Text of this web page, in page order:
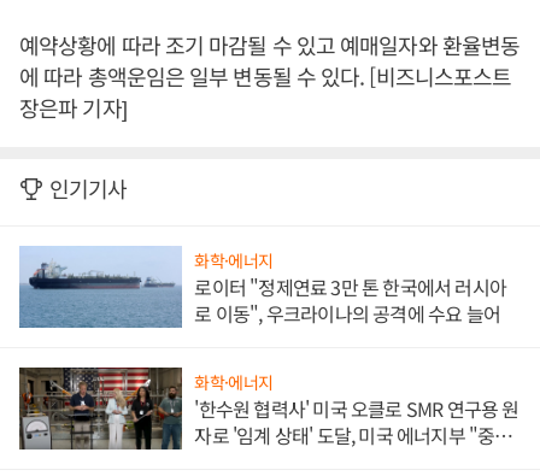
예약상황에 따라 조기 마감될 수 있고 예매일자와 환율변동
에 따라 총액운임은 일부 변동될 수 있다. [비즈니스포스트
장은파 기자]
인기기사
화학·에너지
로이터 "정제연료 3만 톤 한국에서 러시아
로 이동", 우크라이나의 공격에 수요 늘어
화학·에너지
'한수원 협력사' 미국 오클로 SMR 연구용 원
자로 '임계 상태' 도달, 미국 에너지부 "중요